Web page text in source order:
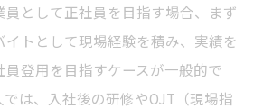
として正社員を目指す場合、まず
イトとして現場経験を積み、実績を
登用を目指すケースが一般的で
は、入社後の研修やOJT（現場指